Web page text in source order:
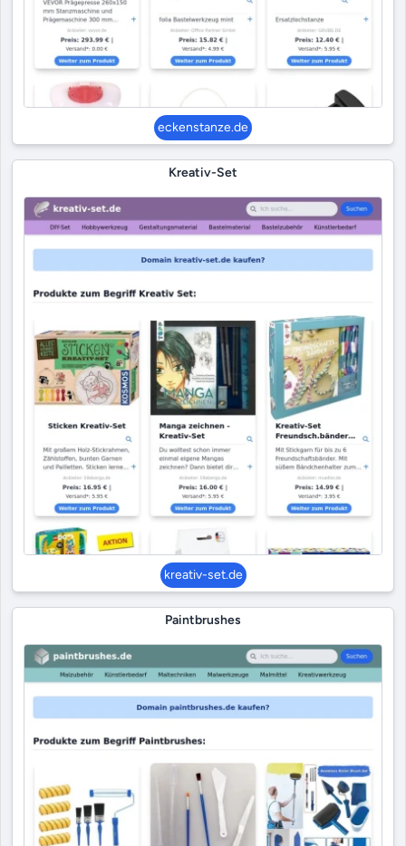
eckenstanze.de
Kreativ-Set
kreativ-set.de
Paintbrushes